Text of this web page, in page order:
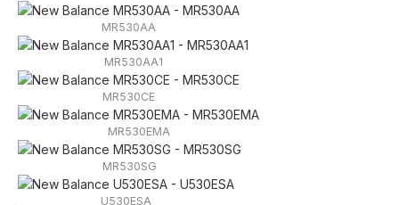
MR530AA
MR530AA1
MR530CE
MR530EMA
MR530SG
U530ESA